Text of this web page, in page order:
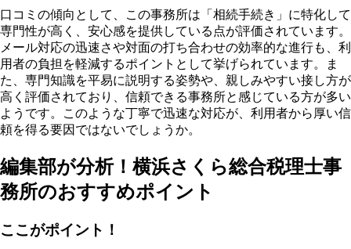
口コミの傾向として、この事務所は「相続手続き」に特化して
専門性が高く、安心感を提供している点が評価されています。
メール対応の迅速さや対面の打ち合わせの効率的な進行も、利
用者の負担を軽減するポイントとして挙げられています。ま
た、専門知識を平易に説明する姿勢や、親しみやすい接し方が
高く評価されており、信頼できる事務所と感じている方が多い
ようです。このような丁寧で迅速な対応が、利用者から厚い信
頼を得る要因ではないでしょうか。
編集部が分析！横浜さくら総合税理士事
務所のおすすめポイント
ここがポイント！